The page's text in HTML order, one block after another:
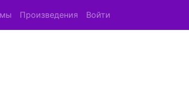
Произведения Войти